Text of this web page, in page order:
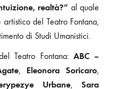
realtà?” al quale
artistico del Teatro Fontana,
di Studi Umanistici.
Teatro Fontana: ABC –
, Eleonora Soricaro,
Urbane,Sara